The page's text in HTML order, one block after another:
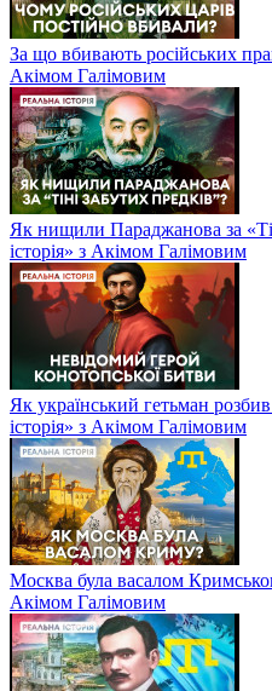
За що вбивають російських
Акімом Галімовим
Як нищили Параджанова за
історія» з Акімом Галімовим
Як український гетьман
історія» з Акімом Галімовим
Москва була васалом
Акімом Галімовим